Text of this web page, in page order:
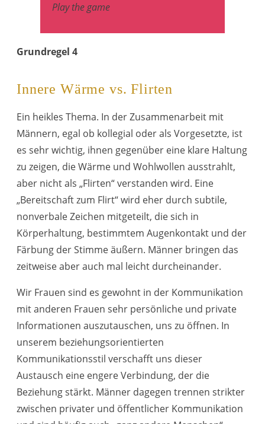
Play the game
Grundregel 4
Innere Wärme vs. Flirten
Ein heikles Thema. In der Zusammenarbeit mit
Männern, egal ob kollegial oder als Vorgesetzte, ist
es sehr wichtig, ihnen gegenüber eine klare Haltung
zu zeigen, die Wärme und Wohlwollen ausstrahlt,
aber nicht als „Flirten“ verstanden wird. Eine
„Bereitschaft zum Flirt“ wird eher durch subtile,
nonverbale Zeichen mitgeteilt, die sich in
Körperhaltung, bestimmtem Augenkontakt und der
Färbung der Stimme äußern. Männer bringen das
zeitweise aber auch mal leicht durcheinander.
Wir Frauen sind es gewohnt in der Kommunikation
mit anderen Frauen sehr persönliche und private
Informationen auszutauschen, uns zu öffnen. In
unserem beziehungsorientierten
Kommunikationsstil verschafft uns dieser
Austausch eine engere Verbindung, der die
Beziehung stärkt. Männer dagegen trennen strikter
zwischen privater und öffentlicher Kommunikation